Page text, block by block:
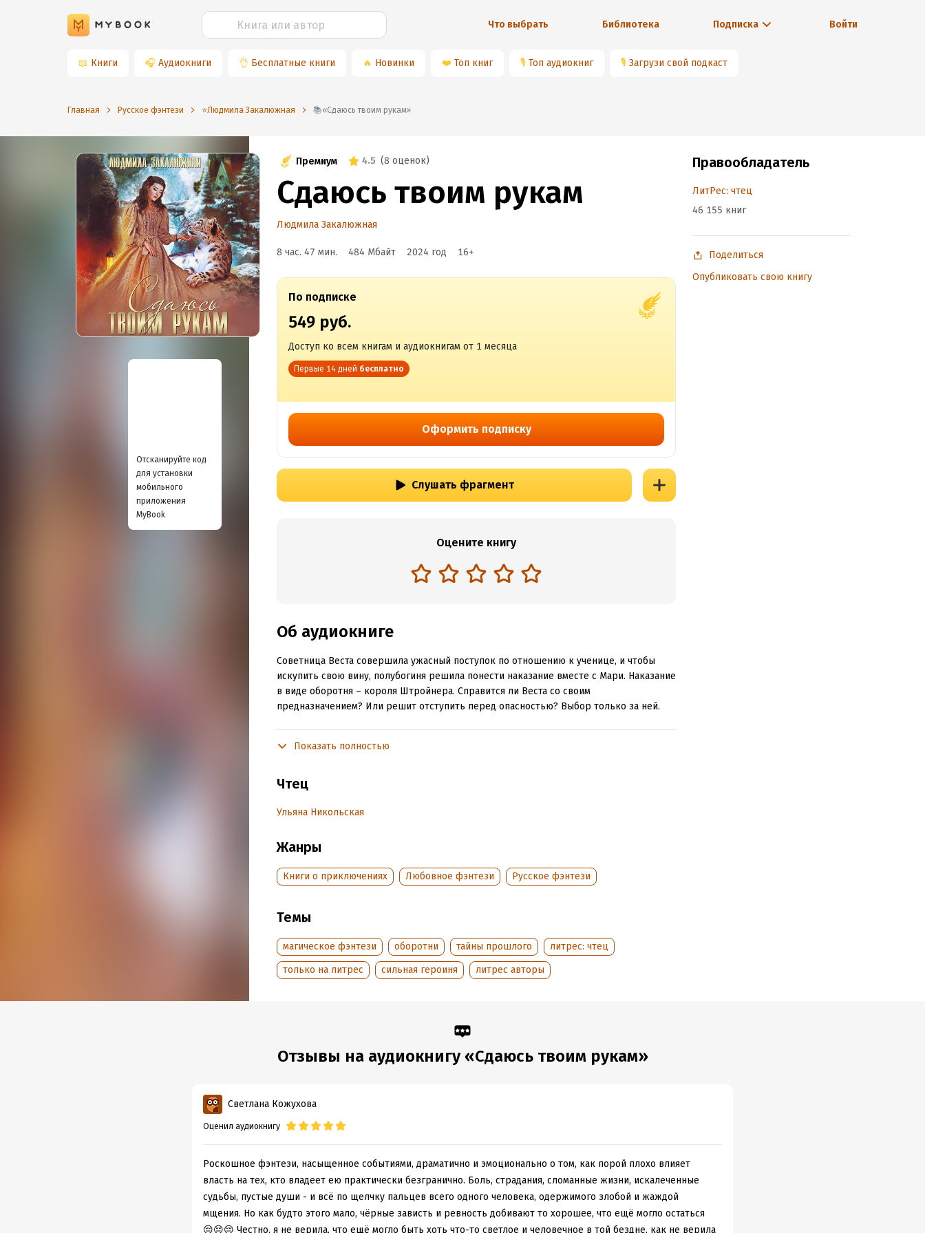
Что выбрать Библиотека Подписка Войти
📖 Книги 🎧 Аудиокниги 👌 Бесплатные книги 🔥 Новинки ❤️ Топ книг 🎙 Топ аудиокниг 🎙 Загрузи свой подкаст
Главная Русское фэнтези ⭐️Людмила Закалюжная 📚«Сдаюсь твоим рукам»
Отсканируйте код
для установки
мобильного
приложения
MyBook
Премиум 4.5 (8 оценок)
Сдаюсь твоим рукам
Людмила Закалюжная
8 час. 47 мин. 484 Мбайт 2024 год 16+
По подписке
549 руб.
Доступ ко всем книгам и аудиокнигам от 1 месяца
Первые 14 дней бесплатно
Оформить подписку
Слушать фрагмент
Оцените книгу
Об аудиокниге
Советница Веста совершила ужасный поступок по отношению к ученице, и чтобы
искупить свою вину, полубогиня решила понести наказание вместе с Мари. Наказание
в виде оборотня – короля Штройнера. Справится ли Веста со своим
предназначением? Или решит отступить перед опасностью? Выбор только за ней.
Подробная информация
Год издания:
Дата поступления:
Показать полностью
Чтец
Ульяна Никольская
Жанры
Книги о приключениях Любовное фэнтези Русское фэнтези
Темы
магическое фэнтези оборотни тайны прошлого
литрес: чтец
только на литрес
сильная героиня литрес авторы
Правообладатель
ЛитРес: чтец
46 155 книг
Поделиться
Опубликовать свою книгу
Отзывы на аудиокнигу «Сдаюсь твоим рукам»
Светлана Кожухова
Оценил аудиокнигу
Роскошное фэнтези, насыщенное событиями, драматично и эмоционально о том, как порой плохо влияет
власть на тех, кто владеет ею практически безгранично. Боль, страдания, сломанные жизни, искалеченные
судьбы, пустые души - и всё по щелчку пальцев всего одного человека, одержимого злобой и жаждой
мщения. Но как будто этого мало, чёрные зависть и ревность добивают то хорошее, что ещё могло остаться
😔😔😔 Честно, я не верила, что ещё могло быть хоть что-то светлое и человечное в той бездне, как не верила